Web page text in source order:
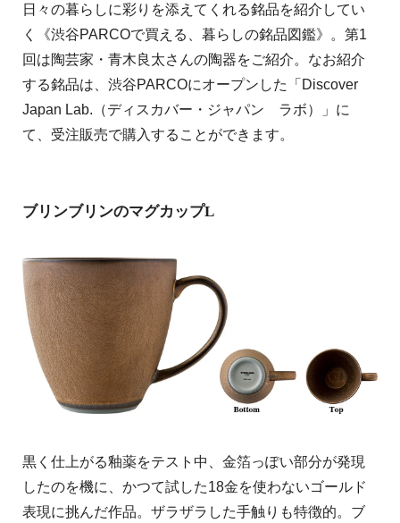
日々の暮らしに彩りを添えてくれる銘品を紹介してい
く《渋谷PARCOで買える、暮らしの銘品図鑑》。第1
回は陶芸家・青木良太さんの陶器をご紹介。なお紹介
する銘品は、渋谷PARCOにオープンした「Discover
Japan Lab.（ディスカバー・ジャパン ラボ）」に
て、受注販売で購入することができます。
ブリンブリンのマグカップL
黒く仕上がる釉薬をテスト中、金箔っぽい部分が発現
したのを機に、かつて試した18金を使わないゴールド
表現に挑んだ作品。ザラザラした手触りも特徴的。ブ